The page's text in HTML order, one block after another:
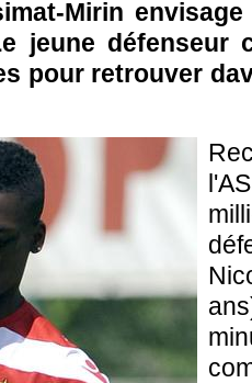
Mirin
jeune défenseur
pour retrouver